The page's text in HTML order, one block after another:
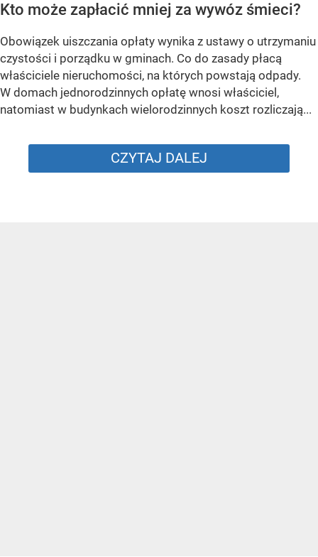
Kto może zapłacić mniej za wywóz śmieci?
Obowiązek uiszczania opłaty wynika z ustawy o utrzymaniu
czystości i porządku w gminach. Co do zasady płacą
właściciele nieruchomości, na których powstają odpady.
W domach jednorodzinnych opłatę wnosi właściciel,
natomiast w budynkach wielorodzinnych koszt rozliczają...
CZYTAJ DALEJ